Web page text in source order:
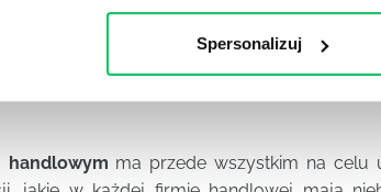
Spersonalizuj
powiązać z efektywnym
handlowym ma przede wszystkim na celu